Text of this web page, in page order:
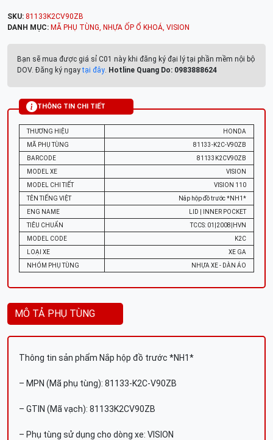
SKU: 81133K2CV90ZB
DANH MỤC: MÃ PHỤ TÙNG, NHỰA ỐP Ổ KHOÁ, VISION
Bạn sẽ mua được giá sỉ C01 này khi đăng ký đại lý tại phần mềm nội bộ
DOV. Đăng ký ngaytại đây. Hotline Quang Do: 0983888624
THÔNG TIN CHI TIẾT
THƯƠNG HIỆU
HONDA
MÃ PHỤ TÙNG
81133-K2C-V90ZB
BARCODE
81133K2CV90ZB
MODEL XE
VISION
MODEL CHI TIẾT
VISION 110
TÊN TIẾNG VIỆT
Nắp hộp đồ trước *NH1*
ENG NAME
LID | INNER POCKET
TIÊU CHUẨN
TCCS: 01|2008|HVN
MODEL CODE
K2C
LOẠI XE
XE GA
NHÓM PHỤ TÙNG
NHỰA XE - DÀN ÁO
MÔ TẢ PHỤ TÙNG
Thông tin sản phẩm Nắp hộp đồ trước *NH1*
– MPN (Mã phụ tùng): 81133-K2C-V90ZB
– GTIN (Mã vạch): 81133K2CV90ZB
– Phụ tùng sử dụng cho dòng xe: VISION